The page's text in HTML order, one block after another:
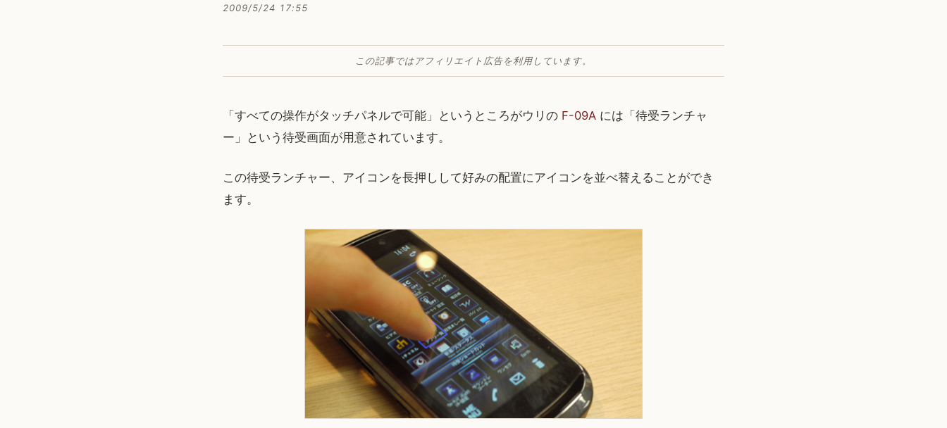
2009/5/24 17:55
この記事ではアフィリエイト広告を利用しています。
「すべての操作がタッチパネルで可能」というところがウリの F-09A には「待受ランチャ
ー」という待受画面が用意されています。
この待受ランチャー、アイコンを長押しして好みの配置にアイコンを並べ替えることができ
ます。